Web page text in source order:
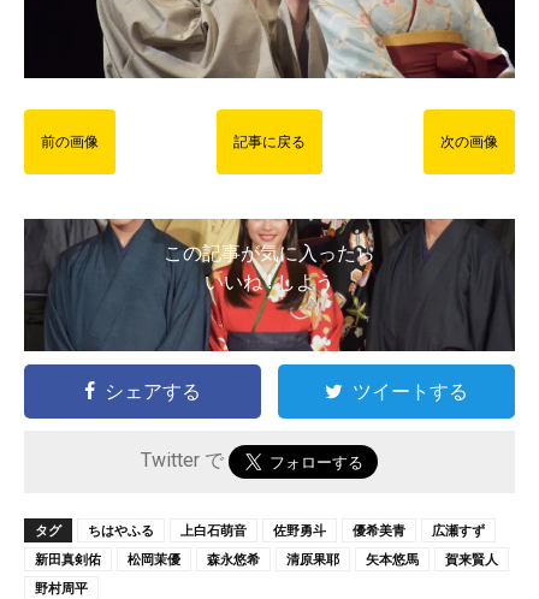
前の画像 記事に戻る 次の画像
この記事が気に入ったら
いいね ! しよう
シェアする ツイートする
Twitter で
タグ ちはやふる 上白石萌音 佐野勇斗 優希美青
広瀬すず
新田真剣佑
松岡茉優 森永悠希 清原果耶 矢本悠馬
賀来賢人
野村周平